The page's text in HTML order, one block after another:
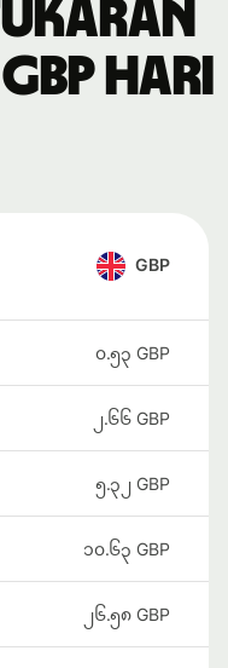
hari
GBP
၀.၅၃ GBP
၂.၆၆ GBP
၅.၃၂ GBP
၁၀.၆၃ GBP
၂၆.၅၈ GBP